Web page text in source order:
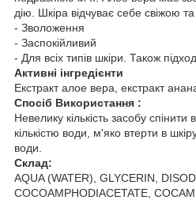
дію. Шкіра відчуває себе свіжою
- Зволоження
- Заспокійливий
- Для всіх типів шкіри. Також
Активні інгредієнти
Екстракт алое вера, екстракт
Спосіб Використання :
Невелику кількість засобу
кількістю води, м'яко втерти в
води.
Склад:
AQUA (WATER), GLYCERIN,
COCOAMPHODIACETATE,